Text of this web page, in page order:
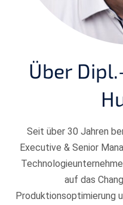
Über
Seit über 30 Jahren
Executive & Senior
auf das
Produktionsoptimierung